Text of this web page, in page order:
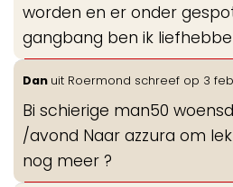
worden en er onder
gangbang ben ik
Dan uit Roermond schreef op 3
Bi schierige man50
/avond Naar azzura om
nog meer ?